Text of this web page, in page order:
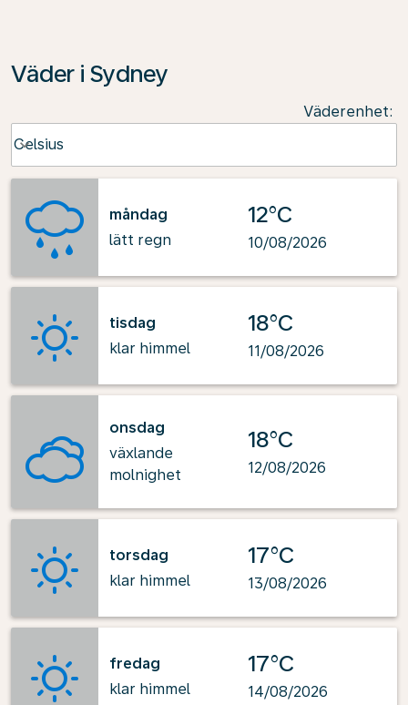
Väder i Sydney
Väderenhet:
Celsius
keyboard_arrow_down
måndag
lätt regn
12°C
10/08/2026
tisdag
klar himmel
18°C
11/08/2026
onsdag
växlande
molnighet
18°C
12/08/2026
torsdag
klar himmel
17°C
13/08/2026
fredag
klar himmel
17°C
14/08/2026